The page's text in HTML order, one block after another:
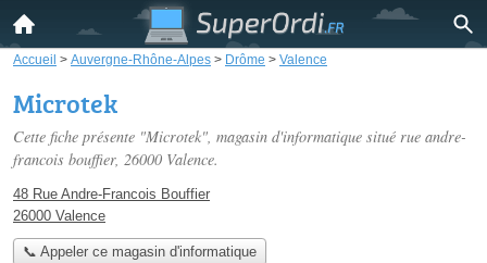
Accueil > Auvergne-Rhône-Alpes > Drôme > Valence
Microtek
Cette fiche présente "Microtek", magasin d'informatique situé rue andre-
francois bouffier, 26000 Valence.
48 Rue Andre-Francois Bouffier
26000 Valence
📞 Appeler ce magasin d'informatique